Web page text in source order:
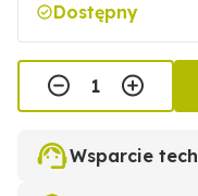
Dostępny
Wsparcie